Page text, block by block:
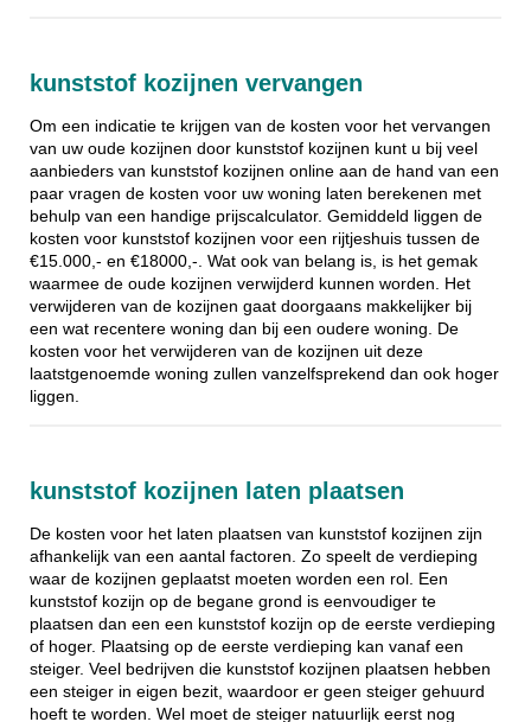
kunststof kozijnen vervangen
Om een indicatie te krijgen van de kosten voor het vervangen
van uw oude kozijnen door kunststof kozijnen kunt u bij veel
aanbieders van kunststof kozijnen online aan de hand van een
paar vragen de kosten voor uw woning laten berekenen met
behulp van een handige prijscalculator. Gemiddeld liggen de
kosten voor kunststof kozijnen voor een rijtjeshuis tussen de
€15.000,- en €18000,-. Wat ook van belang is, is het gemak
waarmee de oude kozijnen verwijderd kunnen worden. Het
verwijderen van de kozijnen gaat doorgaans makkelijker bij
een wat recentere woning dan bij een oudere woning. De
kosten voor het verwijderen van de kozijnen uit deze
laatstgenoemde woning zullen vanzelfsprekend dan ook hoger
liggen.
kunststof kozijnen laten plaatsen
De kosten voor het laten plaatsen van kunststof kozijnen zijn
afhankelijk van een aantal factoren. Zo speelt de verdieping
waar de kozijnen geplaatst moeten worden een rol. Een
kunststof kozijn op de begane grond is eenvoudiger te
plaatsen dan een een kunststof kozijn op de eerste verdieping
of hoger. Plaatsing op de eerste verdieping kan vanaf een
steiger. Veel bedrijven die kunststof kozijnen plaatsen hebben
een steiger in eigen bezit, waardoor er geen steiger gehuurd
hoeft te worden. Wel moet de steiger natuurlijk eerst nog